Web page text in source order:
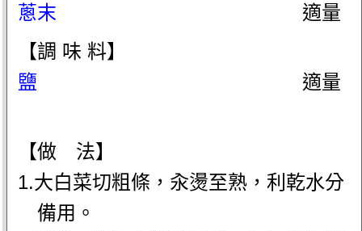
蔥末
適量
【調 味 料】
鹽
適量
【做 法】
1.大白菜切粗條，汆燙至熟，利乾水分
備用。